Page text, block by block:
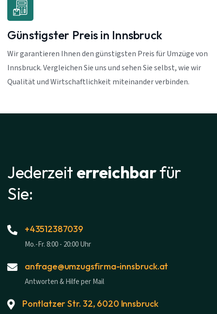
Günstigster Preis in Innsbruck
Wir garantieren Ihnen den günstigsten Preis für Umzüge von
Innsbruck. Vergleichen Sie uns und sehen Sie selbst, wie wir
Qualität und Wirtschaftlichkeit miteinander verbinden.
Jederzeit erreichbarfür
Sie:
+43512387039
Mo.-Fr. 8:00 - 20:00 Uhr
anfrage@umzugsfirma-innsbruck.at
Antworten & Hilfe per Mail
Pontlatzer Str. 32, 6020 Innsbruck